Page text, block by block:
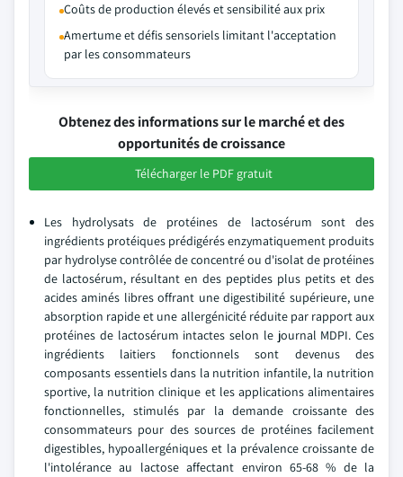
Coûts de production élevés et sensibilité aux prix
Amertume et défis sensoriels limitant l'acceptation
par les consommateurs
Obtenez des informations sur le marché et des
opportunités de croissance
Télécharger le PDF gratuit
Les hydrolysats de protéines de lactosérum sont des
ingrédients protéiques prédigérés enzymatiquement produits
par hydrolyse contrôlée de concentré ou d'isolat de protéines
de lactosérum, résultant en des peptides plus petits et des
acides aminés libres offrant une digestibilité supérieure, une
absorption rapide et une allergénicité réduite par rapport aux
protéines de lactosérum intactes selon le journal MDPI. Ces
ingrédients laitiers fonctionnels sont devenus des
composants essentiels dans la nutrition infantile, la nutrition
sportive, la nutrition clinique et les applications alimentaires
fonctionnelles, stimulés par la demande croissante des
consommateurs pour des sources de protéines facilement
digestibles, hypoallergéniques et la prévalence croissante de
l'intolérance au lactose affectant environ 65-68 % de la